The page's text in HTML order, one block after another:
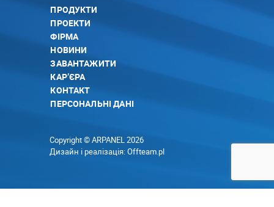
ПРОДУКТИ
ПРОЕКТИ
ФІРМА
НОВИНИ
ЗАВАНТАЖИТИ
КАР’ЄРА
КОНТАКТ
ПЕРСОНАЛЬНІ ДАНІ
Copyright © ARPANEL 2026
Дизайн і реалізація:Offteam.pl